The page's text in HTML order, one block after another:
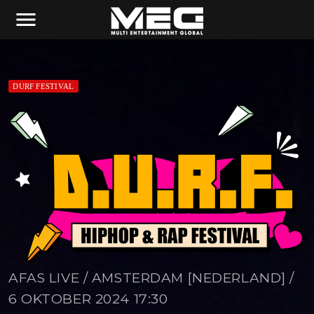
menu
DURF FESTIVAL
AFAS LIVE / AMSTERDAM [NEDERLAND] /
6 OKTOBER 2024 17:30